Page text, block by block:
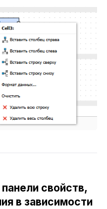
свойств,
в зависимости